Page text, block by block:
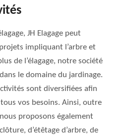
JH Elagage peut
impliquant l’arbre et
de l’élagage, notre société
le domaine du jardinage.
sont diversifiées afin
vos besoins. Ainsi, outre
nous proposons également
d’étêtage d’arbre, de